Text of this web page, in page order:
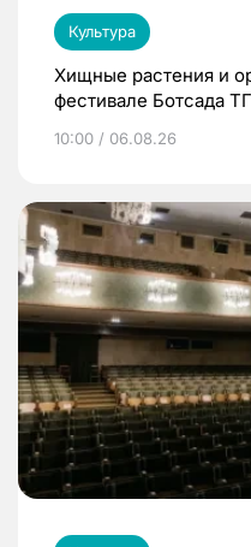
Культура
Хищные растения и
фестивале Ботсада
10:00 / 06.08.26